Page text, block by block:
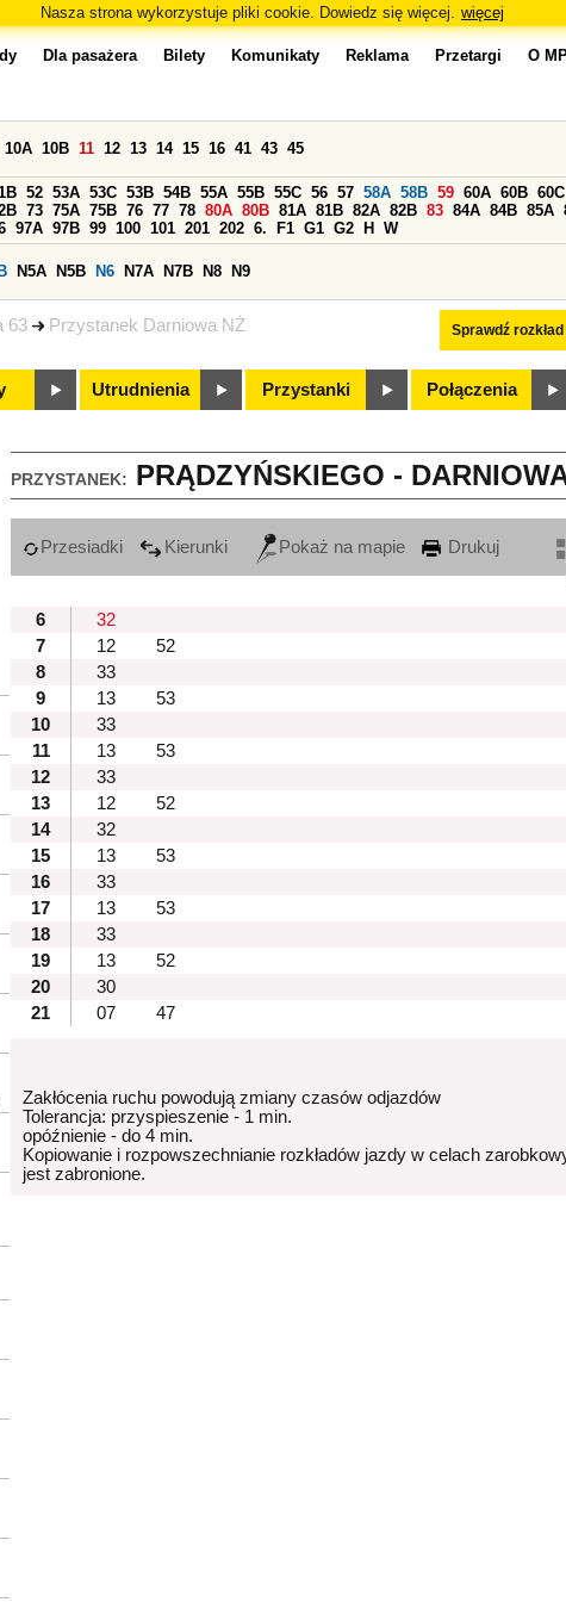
Nasza strona wykorzystuje pliki cookie. Dowiedz się więcej. więcej
63 Przystanek Darniowa NŻ
Dla pasażera Bilety Komunikaty Reklama Przetargi O
Sprawdź
10A 10B 11 12 13 14 15 16 41 43 45
52 53A 53C 53B 54B 55A 55B 55C 56 57 58A 58B 59 60A 60B 60C
73 75A 75B 76 77 78 80A 80B 81A 81B 82A 82B 83 84A 84B 85A
97A 97B 99 100 101 201 202 6. F1 G1 G2 H W
N5A N5B N6 N7A N7B N8 N9
Utrudnienia Przystanki Połączenia
PRZYSTANEK: PRĄDZYŃSKIEGO -
Przesiadki Kierunki Pokaż na mapie Drukuj
6
32
7
12
52
8
33
9
13
53
10
33
11
13
53
12
33
13
12
52
14
32
15
13
53
16
33
17
13
53
18
33
19
13
52
20
30
21
07 47
Zakłócenia ruchu powodują zmiany czasów odjazdów
Tolerancja: przyspieszenie - 1 min.
opóźnienie - do 4 min.
Kopiowanie i rozpowszechnianie rozkładów jazdy w celach
jest zabronione.